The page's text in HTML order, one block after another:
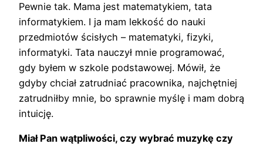
Pewnie tak. Mama jest matematykiem, tata
informatykiem. I ja mam lekkość do nauki
przedmiotów ścisłych – matematyki, fizyki,
informatyki. Tata nauczył mnie programować,
gdy byłem w szkole podstawowej. Mówił, że
gdyby chciał zatrudniać pracownika, najchętniej
zatrudniłby mnie, bo sprawnie myślę i mam dobrą
intuicję.
Miał Pan wątpliwości, czy wybrać muzykę czy